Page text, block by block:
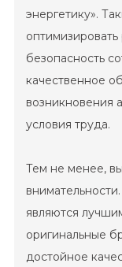
энергетику».
безопасность
качественное
возникновения
условия труда.
Тем не менее,
являются
оригинальные
достойное